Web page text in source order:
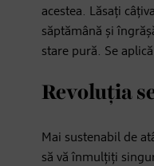
acestea. Lăsați
săptămână și
stare pură. Se
Revoluția
Mai sustenabil de
să vă înmulțiți